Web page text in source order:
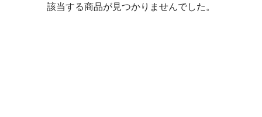
該当する商品が見つかりませんでした。